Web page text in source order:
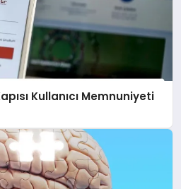
Kullanıcı Memnuniyeti